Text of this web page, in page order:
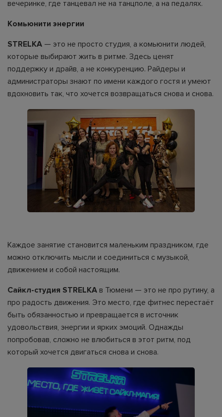
вечеринке, где танцевал не на танцполе, а на педалях.
Комьюнити энергии
STRELKA — это не просто студия, а комьюнити людей,
которые выбирают жить в ритме. Здесь ценят
поддержку и драйв, а не конкуренцию. Райдеры и
администраторы знают по имени каждого гостя и умеют
вдохновить так, что хочется возвращаться снова и снова.
Каждое занятие становится маленьким праздником, где
можно отключить мысли и соединиться с музыкой,
движением и собой настоящим.
Сайкл-студия STRELKA в Тюмени — это не про рутину, а
про радость движения. Это место, где фитнес перестаёт
быть обязанностью и превращается в источник
удовольствия, энергии и ярких эмоций. Однажды
попробовав, сложно не влюбиться в этот ритм, под
который хочется двигаться снова и снова.